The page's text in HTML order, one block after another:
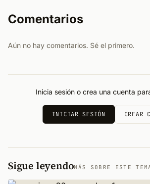
Comentarios
Aún no hay comentarios. Sé el primero.
Inicia sesión o crea una cuenta
INICIAR SESIÓN CREAR
Sigue leyendoMÁS SOBRE ESTE